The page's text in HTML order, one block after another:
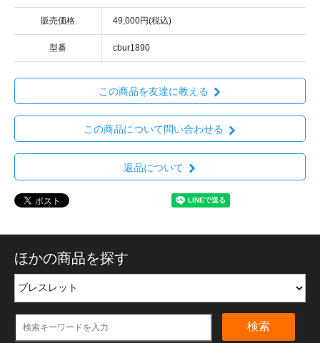
販売価格 49,000円(税込)
型番 cbur1890
この商品を友達に教える
この商品について問い合わせる
返品について
ほかの商品を探す
検索